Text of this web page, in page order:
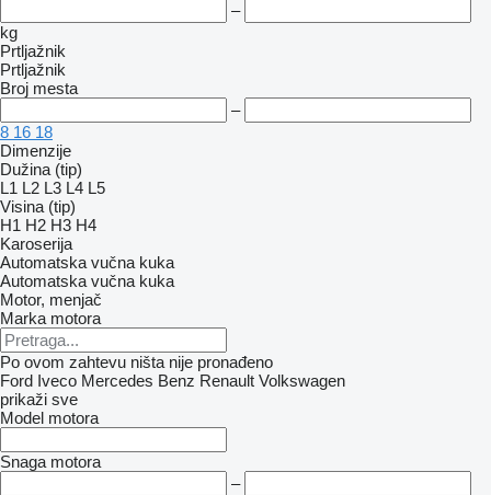
–
kg
Prtljažnik
Prtljažnik
Broj mesta
–
8 16 18
Dimenzije
Dužina (tip)
L1 L2 L3 L4 L5
Visina (tip)
H1 H2 H3 H4
Karoserija
Automatska vučna kuka
Automatska vučna kuka
Motor, menjač
Marka motora
Po ovom zahtevu ništa nije pronađeno
Ford Iveco Mercedes Benz Renault Volkswagen
prikaži sve
Model motora
Snaga motora
–